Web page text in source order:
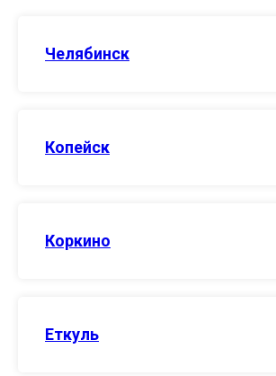
Челябинск
Копейск
Коркино
Еткуль